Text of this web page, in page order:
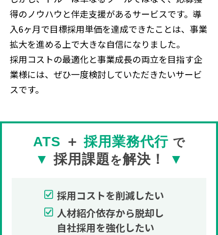
得のノウハウと伴走支援があるサービスです。導
入6ヶ月で目標採用単価を達成できたことは、事業
拡大を進める上で大きな自信になりました。
採用コストの最適化と事業成長の両立を目指す企
業様には、ぜひ一度検討していただきたいサービ
スです。
ATS ＋ 採用業務代行 で
▼ 採用課題を解決！ ▼
採用コストを削減したい
人材紹介依存から脱却し
自社採用を強化したい